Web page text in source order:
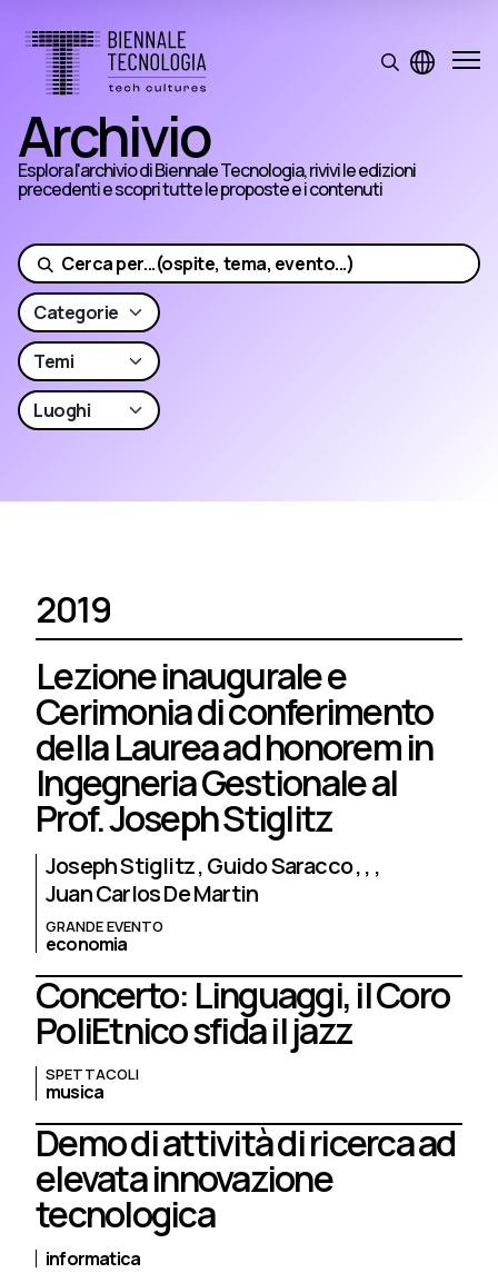
Archivio
Esplora l'archivio di Biennale Tecnologia, rivivi le edizioni
precedenti e scopri tutte le proposte e i contenuti
2019
Lezione inaugurale e
Cerimonia di conferimento
della Laurea ad honorem in
Ingegneria Gestionale al
Prof. Joseph Stiglitz
Joseph Stiglitz Guido Saracco
Juan Carlos De Martin
GRANDE EVENTO
economia
Concerto: Linguaggi, il Coro
PoliEtnico sfida il jazz
SPETTACOLI
musica
Demo di attività di ricerca ad
elevata innovazione
tecnologica
informatica